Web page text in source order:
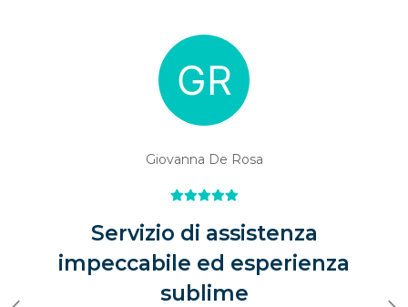
Giovanna De Rosa
Servizio di assistenza
impeccabile ed esperienza
sublime